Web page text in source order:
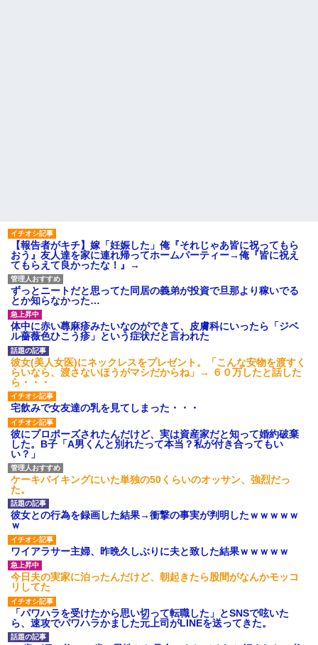
こに金庫があったから、開けて
みようとしただけ☆』義兄「泥
は出てけ！二度と来るな！」結
果・・・
私「初めて飲む味だけどなん
のお茶？」彼「ちっ！」私「」
【GIF】JSのカンチョーワロ
タ
後続車にクラクションを鳴ら
され彼氏が逆切れ。「何クラク
ション鳴らしてんだ！降りてこ
いよ！」と怒鳴りだし...
【衝撃】報酬100万円超の治験
募集がこちらｗｗｗｗｗ(※画像
あり)
【ネット騒然】惨殺されたタ
ワマン頂き女子のこの動画、す
げえええええｗｗｗｗｗｗｗｗ
ｗｗｗ
【愕然】白のクラウン俺氏、
高速道路左車線を制限速度で走
った結果wwwwwwwwwwww
百年の恋12-899 食べた量を
張り合ってくる
【悲報】佐藤輝明・・・２軍
でも盛大にやらかす←あまり悲
しませないでくれ
【報告者がキチ】嫁「妊娠した」俺『それじゃあ皆に祝ってもら
おう』友人達を家に連れ帰ってホームパーティー→俺『皆に祝え
てもらえて良かったな！』→
ずっとニートだと思ってた同居の義弟が投資で旦那より稼いでる
とか知らなかった…
体中に赤い蕁麻疹みたいなのができて、皮膚科にいったら「ジベ
ル薔薇色ひこう疹」という症状だと言われた
彼女(美人女医)にネックレスをプレゼント。「こんな安物を渡すく
らいなら、渡さないほうがマシだからね」→ ６０万したと話した
ら・・・
宅飲みで女友達の乳を見てしまった・・・
彼にプロポーズされたんだけど、実は資産家だと知って婚約破棄
した。B子「A男くんと別れたって本当？私が付き合ってもい
い？」
ケーキバイキングにいた単独の50くらいのオッサン、強烈だっ
た。
彼女との行為を録画した結果→衝撃の事実が判明したｗｗｗｗｗ
ｗ
ワイアラサー主婦、昨晩久しぶりに夫と致した結果ｗｗｗｗｗ
今日夫の実家に泊ったんだけど、朝起きたら股間がなんかモッコ
リしてた
「パワハラを受けたから思い切って転職した」とSNSで呟いた
ら、速攻でパワハラかました元上司がLINEを送ってきた。